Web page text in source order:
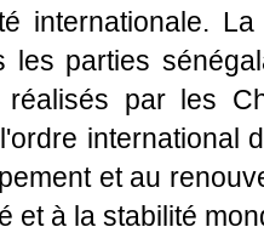
internationale.
les parties
réalisés par les
international
et au
et à la stabilité